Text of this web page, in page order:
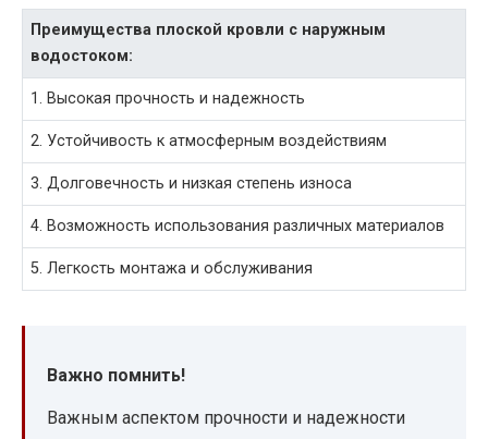
Преимущества плоской кровли с наружным
водостоком:
1. Высокая прочность и надежность
2. Устойчивость к атмосферным воздействиям
3. Долговечность и низкая степень износа
4. Возможность использования различных материалов
5. Легкость монтажа и обслуживания
Важно помнить!
Важным аспектом прочности и надежности